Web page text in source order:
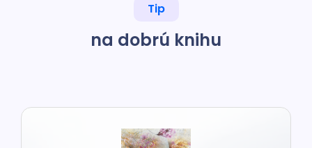
Tip
na dobrú knihu